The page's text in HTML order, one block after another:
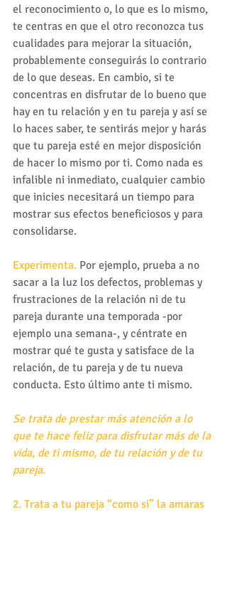
el reconocimiento o, lo que es lo mismo,
te centras en que el otro reconozca tus
cualidades para mejorar la situación,
probablemente conseguirás lo contrario
de lo que deseas. En cambio, si te
concentras en disfrutar de lo bueno que
hay en tu relación y en tu pareja y así se
lo haces saber, te sentirás mejor y harás
que tu pareja esté en mejor disposición
de hacer lo mismo por ti. Como nada es
infalible ni inmediato, cualquier cambio
que inicies necesitará un tiempo para
mostrar sus efectos beneficiosos y para
consolidarse.
Experimenta. Por ejemplo, prueba a no
sacar a la luz los defectos, problemas y
frustraciones de la relación ni de tu
pareja durante una temporada -por
ejemplo una semana-, y céntrate en
mostrar qué te gusta y satisface de la
relación, de tu pareja y de tu nueva
conducta. Esto último ante ti mismo.
Se trata de prestar más atención a lo
que te hace feliz para disfrutar más de la
vida, de ti mismo, de tu relación y de tu
pareja.
2. Trata a tu pareja “como si” la amaras